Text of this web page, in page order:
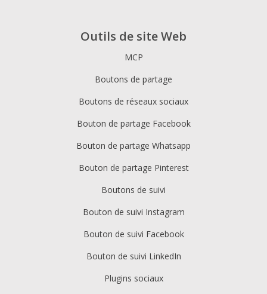
Outils de site Web
MCP
Boutons de partage
Boutons de réseaux sociaux
Bouton de partage Facebook
Bouton de partage Whatsapp
Bouton de partage Pinterest
Boutons de suivi
Bouton de suivi Instagram
Bouton de suivi Facebook
Bouton de suivi LinkedIn
Plugins sociaux